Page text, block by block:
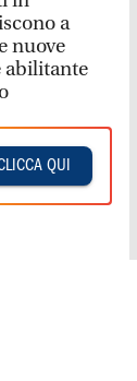
a
nuove
abilitante
QUI